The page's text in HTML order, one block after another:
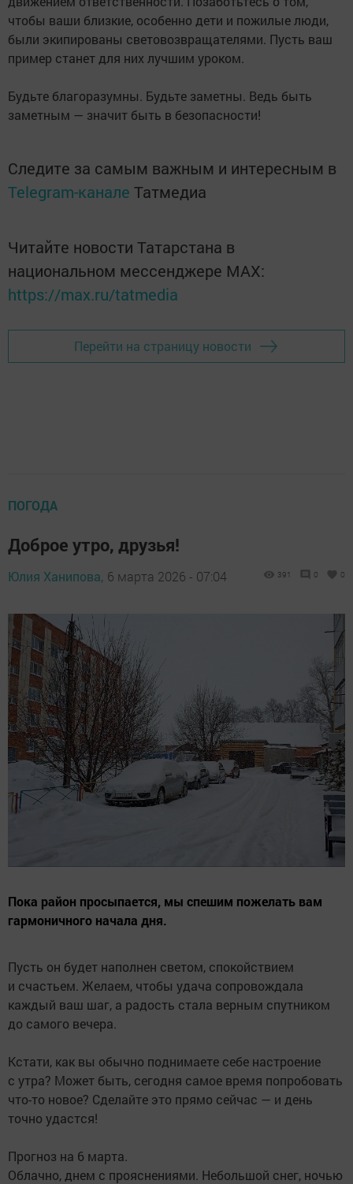
чтобы ваши близкие, особенно дети и пожилые люди,
были экипированы световозвращателями. Пусть ваш
пример станет для них лучшим уроком.
Будьте благоразумны. Будьте заметны. Ведь быть
заметным — значит быть в безопасности!
Следите за самым важным и интересным в
Telegram-канале Татмедиа
Читайте новости Татарстана в
национальном мессенджере MАХ:
https://max.ru/tatmedia
Перейти на страницу новости
ПОГОДА
Доброе утро, друзья!
Юлия Ханипова, 6 марта 2026 - 07:04 391 0 0
Пока район просыпается, мы спешим пожелать вам
гармоничного начала дня.
Пусть он будет наполнен светом, спокойствием
и счастьем. Желаем, чтобы удача сопровождала
каждый ваш шаг, а радость стала верным спутником
до самого вечера.
Кстати, как вы обычно поднимаете себе настроение
с утра? Может быть, сегодня самое время попробовать
что-то новое? Сделайте это прямо сейчас — и день
точно удастся!
Прогноз на 6 марта.
Облачно, днем с прояснениями. Небольшой снег, ночью